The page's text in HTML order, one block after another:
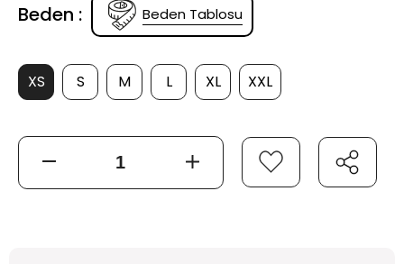
Beden : Beden Tablosu
XS S M L XL XXL